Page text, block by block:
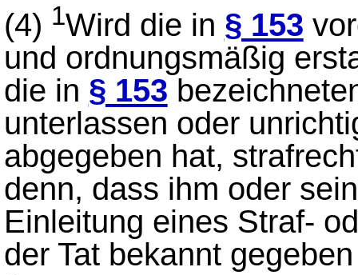
(4) 1Wird die in § 153
und ordnungsmäßig
die in § 153
unterlassen oder
abgegeben hat,
denn, dass ihm oder
Einleitung eines Straf-
der Tat bekannt